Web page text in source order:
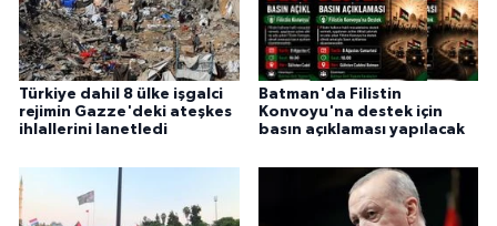
Türkiye dahil 8 ülke işgalci
rejimin Gazze'deki ateşkes
ihlallerini lanetledi
Batman'da Filistin
Konvoyu'na destek için
basın açıklaması yapılacak